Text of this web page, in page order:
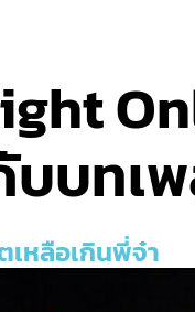
บทเ
หลือเกินพี่จ๋า